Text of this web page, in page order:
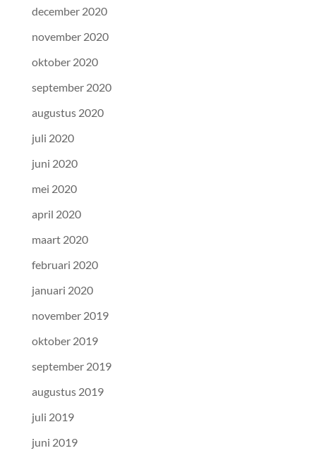
december 2020
november 2020
oktober 2020
september 2020
augustus 2020
juli 2020
juni 2020
mei 2020
april 2020
maart 2020
februari 2020
januari 2020
november 2019
oktober 2019
september 2019
augustus 2019
juli 2019
juni 2019